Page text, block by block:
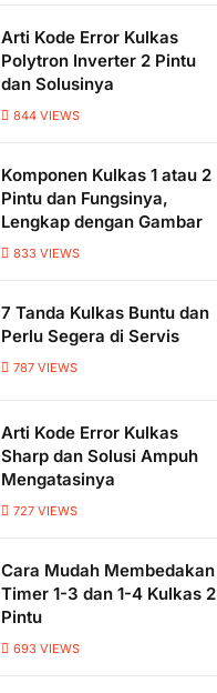
Arti Kode Error Kulkas
Polytron Inverter 2 Pintu
dan Solusinya
844 VIEWS
Komponen Kulkas 1 atau 2
Pintu dan Fungsinya,
Lengkap dengan Gambar
833 VIEWS
7 Tanda Kulkas Buntu dan
Perlu Segera di Servis
787 VIEWS
Arti Kode Error Kulkas
Sharp dan Solusi Ampuh
Mengatasinya
727 VIEWS
Cara Mudah Membedakan
Timer 1-3 dan 1-4 Kulkas 2
Pintu
693 VIEWS